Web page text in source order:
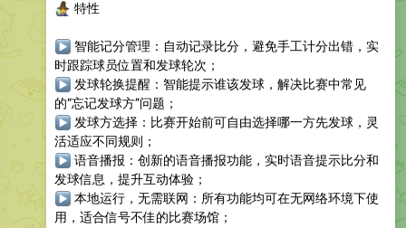
特性
智能记分管理 ：自动记录比分，避免手工计分出错，实
时跟踪球员位置和发球轮次；
发球轮换提醒 ：智能提示谁该发球，解决比赛中常见
的“忘记发球方”问题；
发球方选择：比赛开始前可自由选择哪一方先发球，灵
活适应不同规则；
语音播报 ：创新的语音播报功能，实时语音提示比分和
发球信息，提升互动体验；
本地运行，无需联网 ：所有功能均可在无网络环境下使
用，适合信号不佳的比赛场馆；